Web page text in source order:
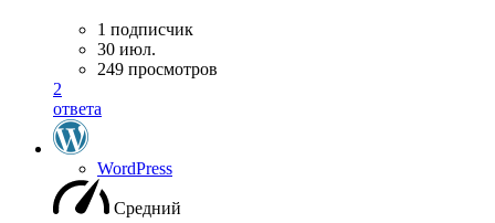
1 подписчик
30 июл.
249 просмотров
2
ответа
WordPress
Средний